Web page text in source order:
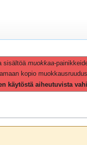
sisältöä muokkaa-
kopio
käytöstä aiheutuvista